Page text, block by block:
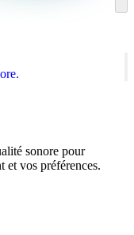
sonore pour
et vos préférences.